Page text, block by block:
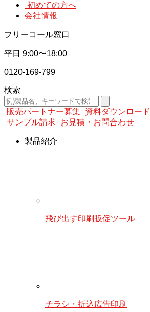
初めての方へ
会社情報
フリーコール窓口
平日 9:00〜18:00
0120-169-799
検索
販売パートナー募集 資料ダウンロード
サンプル請求 お見積・お問合わせ
製品紹介
飛び出す印刷販促ツール
チラシ・折込広告印刷